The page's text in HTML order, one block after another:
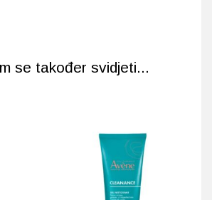
se također svidjeti...